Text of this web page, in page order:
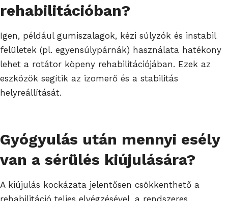
rehabilitációban?
Igen, például gumiszalagok, kézi súlyzók és instabil
felületek (pl. egyensúlypárnák) használata hatékony
lehet a rotátor köpeny rehabilitációjában. Ezek az
eszközök segítik az izomerő és a stabilitás
helyreállítását.
Gyógyulás után mennyi esély
van a sérülés kiújulására?
A kiújulás kockázata jelentősen csökkenthető a
rehabilitáció teljes elvégzésével, a rendszeres